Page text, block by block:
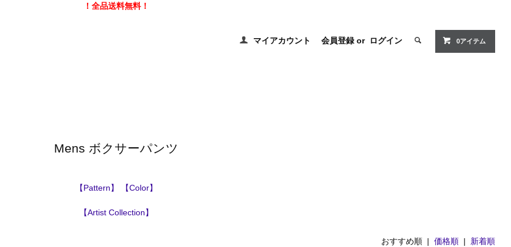
！全品送料無料！
マイアカウント 会員登録 or ログイン 0アイテム
Mens ボクサーパンツ
【Pattern】 【Color】
【Artist Collection】
おすすめ順 |価格順 | 新着順